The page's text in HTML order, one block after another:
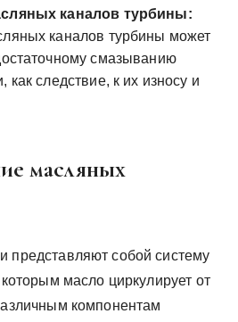
каналов турбины:
каналов турбины может
смазыванию
как следствие, к их износу и
масляных
представляют собой систему
масло циркулирует от
компонентам